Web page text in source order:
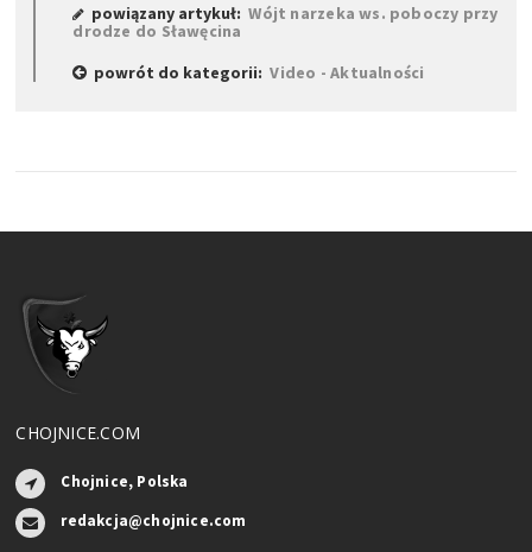
powiązany artykuł:Wójt narzeka ws. poboczy przy
drodze do Sławęcina
powrót do kategorii:Video - Aktualności
CHOJNICE.COM
Chojnice, Polska
redakcja@chojnice.com